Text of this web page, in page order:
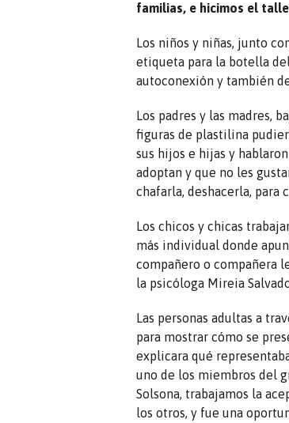
familias, e hicimos el
Los niños y niñas, junto
etiqueta para la botella
autoconexión y también
Los padres y las madres,
figuras de plastilina
sus hijos e hijas y
adoptan y que no les
chafarla, deshacerla, para
Los chicos y chicas
más individual donde
compañero o compañera
la psicóloga Mireia
Las personas adultas a
para mostrar cómo se
explicara qué
uno de los miembros del
Solsona, trabajamos la
los otros, y fue una